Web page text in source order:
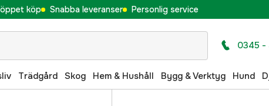
köp Snabba leveranser Personlig service
0345 -
Trädgård Skog Hem & Hushåll Bygg & Verktyg Hund